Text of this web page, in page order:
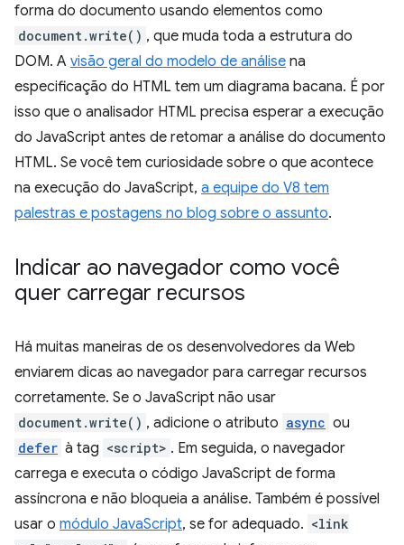
forma do documento usando elementos como
document.write() , que muda toda a estrutura do
DOM. A visão geral do modelo de análise na
especificação do HTML tem um diagrama bacana. É por
isso que o analisador HTML precisa esperar a execução
do JavaScript antes de retomar a análise do documento
HTML. Se você tem curiosidade sobre o que acontece
na execução do JavaScript, a equipe do V8 tem
palestras e postagens no blog sobre o assunto.
Indicar ao navegador como você
quer carregar recursos
Há muitas maneiras de os desenvolvedores da Web
enviarem dicas ao navegador para carregar recursos
corretamente. Se o JavaScript não usar
document.write() , adicione o atributo async ou
defer à tag <script> . Em seguida, o navegador
carrega e executa o código JavaScript de forma
assíncrona e não bloqueia a análise. Também é possível
usar o módulo JavaScript, se for adequado. <link